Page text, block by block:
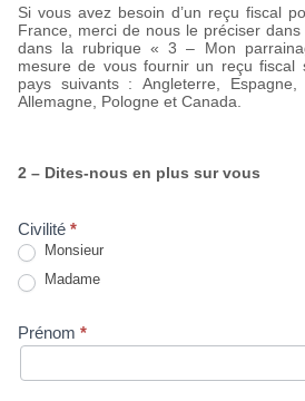
Si vous avez besoin d’un reçu fiscal
France, merci de nous le préciser
dans la rubrique « 3 – Mon
mesure de vous fournir un reçu fiscal
pays suivants : Angleterre, Espagne,
Allemagne, Pologne et Canada.
2 – Dites-nous en plus sur vous
Civilité *
Monsieur
Madame
Prénom *